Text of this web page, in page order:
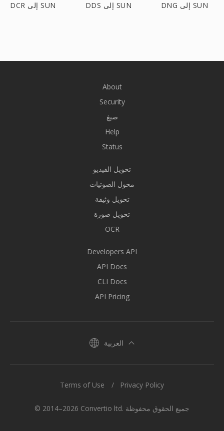
DCR إلى SUN DDS إلى SUN DNG إلى SUN
About
Security
صيغ
Help
Status
تحويل الفيديو
محول الصوتيات
تحويل وثيقة
تحويل صورة
OCR
Developers API
API Docs
CLI Docs
API Pricing
العربية
© 2014–2026 Convertio ltd. جميع الحقوق محفوظة
Terms of Use Privacy Policy